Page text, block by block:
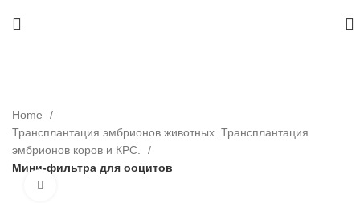
Home
Трансплантация эмбрионов животных. Трансплантация
эмбрионов коров и КРС.
Мини-фильтра для ооцитов